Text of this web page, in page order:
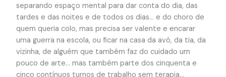
separando espaço mental para dar conta do dia, das
tardes e das noites e de todos os dias… e do choro de
quem queria colo, mas precisa ser valente e encarar
uma guerra na escola, ou ficar na casa da avó, da tia, da
vizinha, de alguém que também faz do cuidado um
pouco de arte… mas também parte dos cinquenta e
cinco contínuos turnos de trabalho sem terapia…